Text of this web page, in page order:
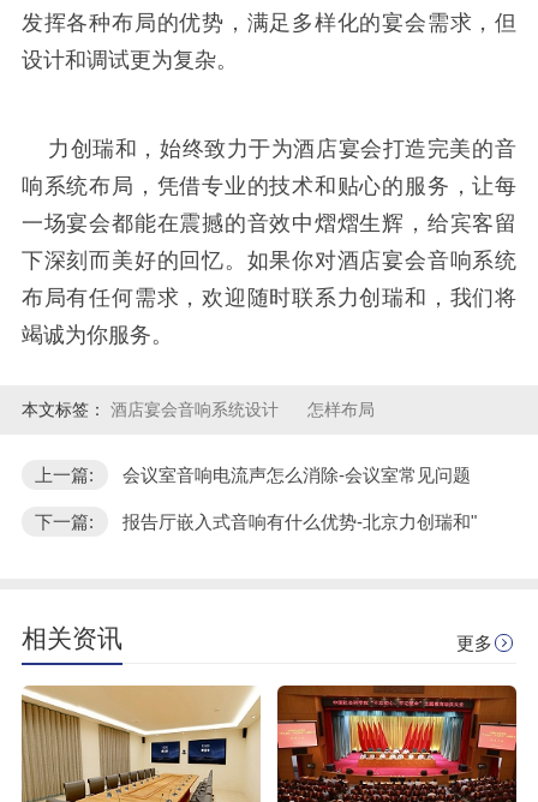
发挥各种布局的优势，满足多样化的宴会需求，但
设计和调试更为复杂。
响系统布局，凭借专业的技术和贴心的服务，让每
一场宴会都能在震撼的音效中熠熠生辉，给宾客留
下深刻而美好的回忆。如果你对酒店宴会音响系统
布局有任何需求，欢迎随时联系力创瑞和，我们将
本文标签： 酒店宴会音响系统设计 怎样布局
上一篇: 会议室音响电流声怎么消除-会议室常见问题
下一篇: 报告厅嵌入式音响有什么优势-北京力创瑞和"
相关资讯 更多